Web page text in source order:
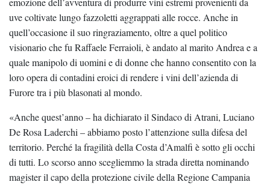
uve coltivate lungo fazzoletti aggrappati alle rocce. Anche in
quell’occasione il suo ringraziamento, oltre a quel politico
visionario che fu Raffaele Ferraioli, è andato al marito Andrea e a
quale manipolo di uomini e di donne che hanno consentito con la
loro opera di contadini eroici di rendere i vini dell’azienda di
Furore tra i più blasonati al mondo.
«Anche quest’anno – ha dichiarato il Sindaco di Atrani, Luciano
De Rosa Laderchi – abbiamo posto l’attenzione sulla difesa del
territorio. Perché la fragilità della Costa d’Amalfi è sotto gli occhi
di tutti. Lo scorso anno scegliemmo la strada diretta nominando
magister il capo della protezione civile della Regione Campania